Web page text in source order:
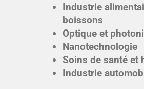
Industrie
boissons
Optique et
Nanotechnologie
Soins de santé et
Industrie